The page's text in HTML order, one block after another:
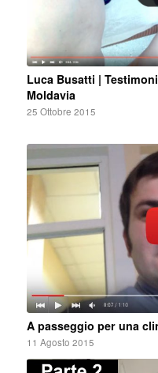
Luca Busatti |
Moldavia
25 Ottobre 2015
A passeggio per una
11 Agosto 2015